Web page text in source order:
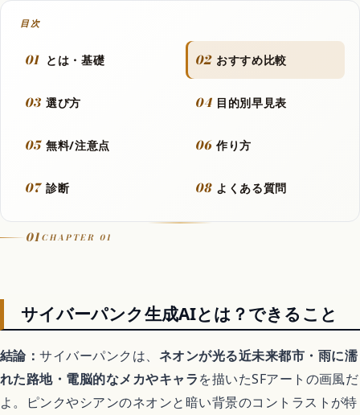
動画
フラッシュモブ
アニメ
目次
01 とは・基礎 02 おすすめ比較
03 選び方 04 目的別早見表
05 無料/注意点 06 作り方
07 診断 08 よくある質問
01CHAPTER 01
サイバーパンク生成AIとは？できること
結論：サイバーパンクは、 ネオンが光る近未来都市・雨に濡
れた路地・電脳的なメカやキャラを描いたSFアートの画風だ
よ。ピンクやシアンのネオンと暗い背景のコントラストが特